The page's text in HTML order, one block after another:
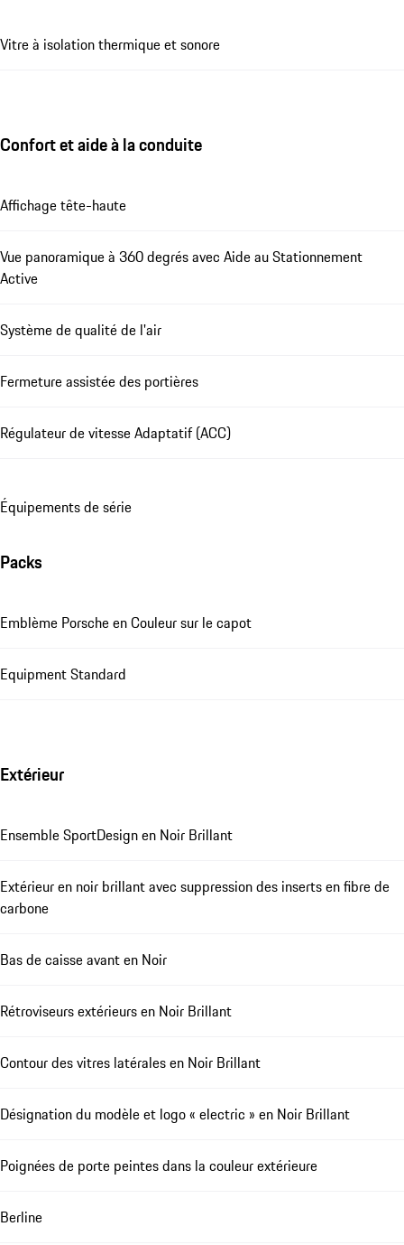
Vitre à isolation thermique et sonore
Confort et aide à la conduite
Affichage tête-haute
Vue panoramique à 360 degrés avec Aide au Stationnement
Active
Système de qualité de l'air
Fermeture assistée des portières
Régulateur de vitesse Adaptatif (ACC)
Équipements de série
Packs
Emblème Porsche en Couleur sur le capot
Equipment Standard
Extérieur
Ensemble SportDesign en Noir Brillant
Extérieur en noir brillant avec suppression des inserts en fibre de
carbone
Bas de caisse avant en Noir
Rétroviseurs extérieurs en Noir Brillant
Contour des vitres latérales en Noir Brillant
Désignation du modèle et logo « electric » en Noir Brillant
Poignées de porte peintes dans la couleur extérieure
Berline